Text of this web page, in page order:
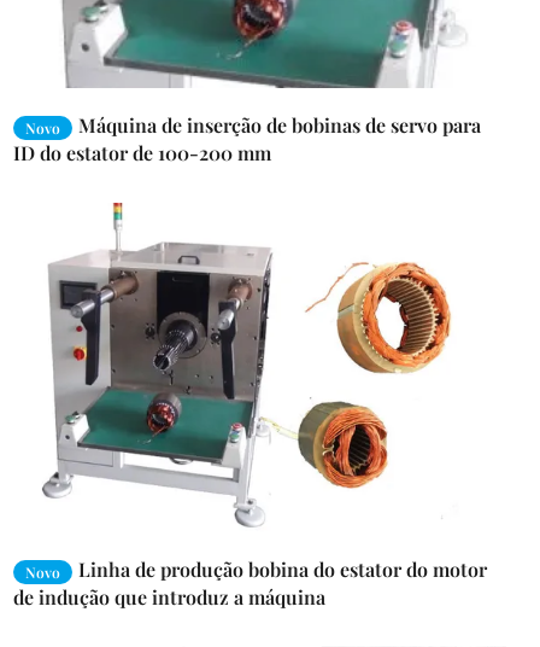
Novo
Máquina de inserção de bobinas de servo para
ID do estator de 100-200 mm
Novo
Linha de produção bobina do estator do motor
de indução que introduz a máquina